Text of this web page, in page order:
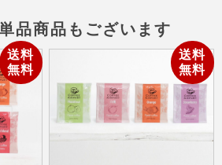
品商品もございます
送料
無料
送料
無料